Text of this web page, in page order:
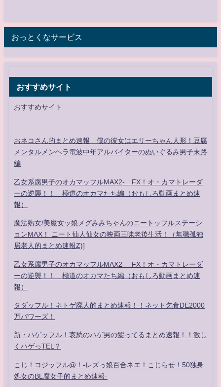
おっとくなサービス
おすすめサイト
おすすめサイト
おネコさん的まとめ速報 僕の彼女はエリーちゃん人形！豆腐
メンタルメンヘラ電波中年アルバイターのぬいぐるみ男子末路
編
乙女系腐男子のオカマッフルMAX2- FX！オ・カマトレーダ
ーの逆襲！！ 極道のオカマたち編（おもしろ動画まとめ速
報）
魔法熟女/美魔女ッ娘メグみみちゃんのニートッフルステーシ
ョンMAX！ ニート仙人仙女の映画三昧老後生活！（無職孤独
居老人的まとめ速報Z)]
乙女系腐男子のオカマッフルMAX2- FX！オ・カマトレーダ
ーの逆襲！！ 極道のオカマたち編（おもしろ動画まとめ速
報）
タダッフル！ネトゲ廃人的まとめ速報！！ネット乞食DE2000
万パワーズ！
新・ハゲッフル！哀愁のハゲ男の髪ってるまとめ速報！！激し
くハゲっTEL？
こじ！コジッフル@！-レズっ娘百合ネエ！こじらせ！50独身
処女のBL腐女子的まとめ速報-